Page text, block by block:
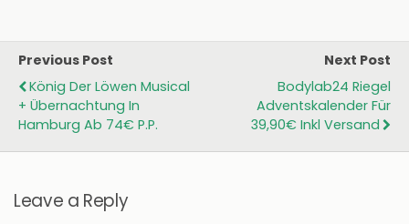
Previous Post
König Der Löwen Musical
+ Übernachtung In
Hamburg Ab 74€ P.P.
Next Post
Bodylab24 Riegel
Adventskalender Für
39,90€ Inkl Versand
Leave a Reply